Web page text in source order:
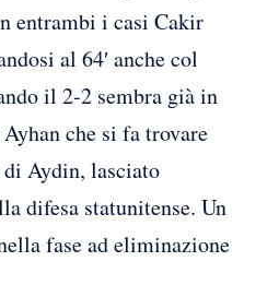
entrambi i casi Cakir
al 64′ anche col
il 2-2 sembra già in
che si fa trovare
di Aydin, lasciato
difesa statunitense. Un
fase ad eliminazione